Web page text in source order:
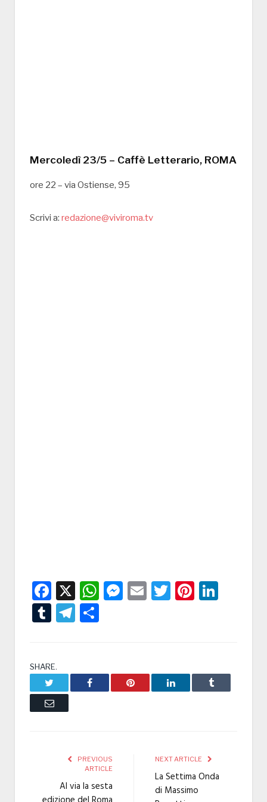
Mercoledì 23/5 – Caffè Letterario, ROMA
ore 22 – via Ostiense, 95
Scrivi a: redazione@viviroma.tv
Facebook
X WhatsApp
Messenger
EmailTwitter
TumblrTelegram
SHARE.
Facebook Pinterest LinkedIn Tumblr
Email
PREVIOUS
ARTICLE
Al via la sesta
NEXT ARTICLE
La Settima Onda
di Massimo